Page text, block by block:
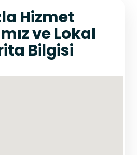
Hizmet
ve Lokal
Bilgisi